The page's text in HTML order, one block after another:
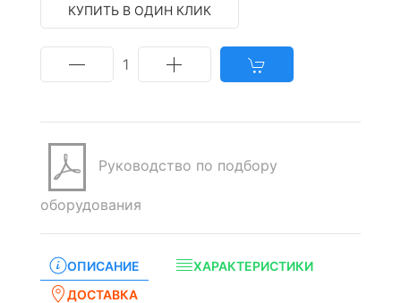
КУПИТЬ В ОДИН КЛИК
1
Руководство по подбору
оборудования
ОПИСАНИЕ
ХАРАКТЕРИСТИКИ
ДОСТАВКА